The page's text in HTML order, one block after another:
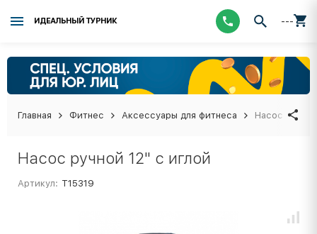
ИДЕАЛЬНЫЙ ТУРНИК ---
Главная Фитнес Аксессуары для фитнеса Насос
Насос ручной 12" с иглой
Артикул: Т15319